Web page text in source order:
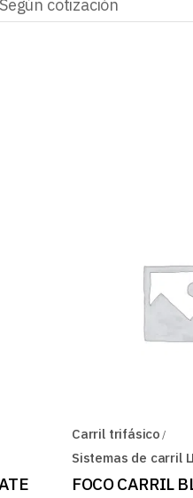
Según cotización
Carril trifásico
Sistemas de carril
FOCO CARRIL